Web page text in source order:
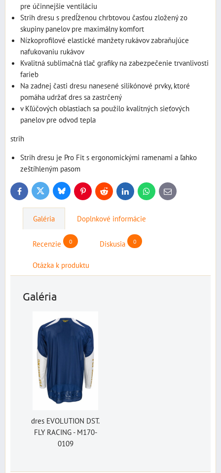
pre účinnejšie ventiláciu
Strih dresu s predĺženou chrbtovou časťou zložený zo
skupiny panelov pre maximálny komfort
Nízkoprofilové elastické manžety rukávov zabraňujúce
nafukovaniu rukávov
Kvalitná sublimačná tlač grafiky na zabezpečenie trvanlivosti
farieb
Na zadnej časti dresu nanesené silikónové prvky, ktoré
pomáha udržať dres sa zastrčený
v Kľúčových oblastiach sa použilo kvalitných sieťových
panelov pre odvod tepla
strih
Strih dresu je Pro Fit s ergonomickými ramenami a ľahko
zeštíhleným pasom
FacebookTwitter BlueskyPinterestReddit LinkedInWhatsApp
E-
mail
Galéria Doplnkové informácie
Recenzie 0 Diskusia 0
Otázka k produktu
Galéria
dres EVOLUTION DST.
FLY RACING - M170-
0109